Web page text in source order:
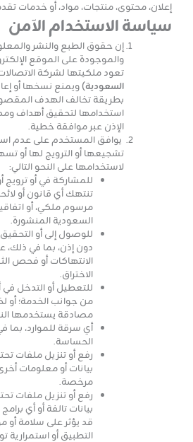
إعلان، محتوى، منتجات، مواد، أو خدمات
سياسة الاستخدام الآمن
إن حقوق الطبع والنشر
والموجودة على الموقع
تعود ملكيتها لشركة
السعودية)ويمنع نسخها أو
بطريقة تخالف الهدف
استخدامها لتحقيق أهداف
الإذن عبر موافقة خطية.
يوافق المستخدم على عدم
تشجيعها أو الترويج لها أو
لاستخدامها على النحو التالي:
للمشاركة في أو ترويج
تنتهك أي قانون أو
مرسوم ملكي، أو
السعودية المنشورة.
للوصول إلى أو
دون إذن، بما في ذلك،
الانتهاكات أو فحص
الاختراق.
للتعطيل أو التدخل في
من جوانب الخدمة؛ أو
مصادقة يستخدمها
أي سرقة للموارد، بما
الحساسة.
رفع أو تنزيل ملفات
بيانات أو معلومات
مرخصة.
رفع أو تنزيل ملفات
بيانات تالفة أو أي
قد يؤثر على سلامة أو
التطبيق أو استمرارية